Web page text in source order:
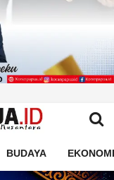
BUDAYA EKONOMI